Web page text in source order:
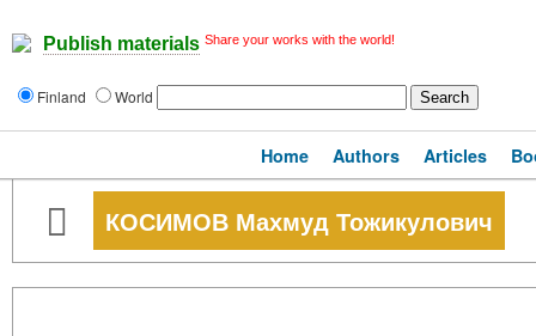
Publish materials Share your works with the world!
Finland World
Home Authors Articles
КОСИМОВ Махмуд Тожикулович